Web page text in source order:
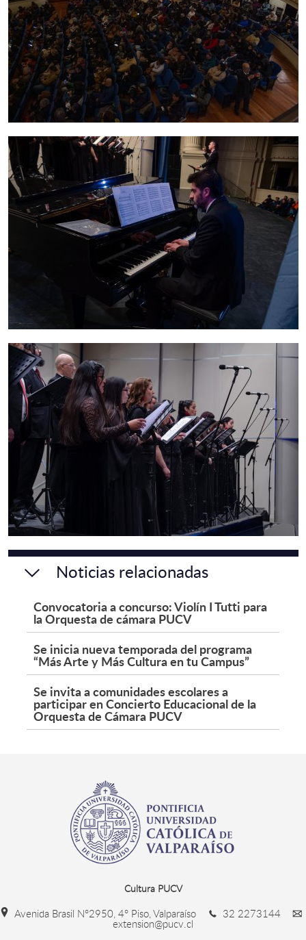
Noticias relacionadas
Convocatoria a concurso: Violín I Tutti para
la Orquesta de cámara PUCV
Se inicia nueva temporada del programa
“Más Arte y Más Cultura en tu Campus”
Se invita a comunidades escolares a
participar en Concierto Educacional de la
Orquesta de Cámara PUCV
Cultura PUCV
Avenida Brasil N°2950, 4° Piso, Valparaíso 32 2273144
extension@pucv.cl